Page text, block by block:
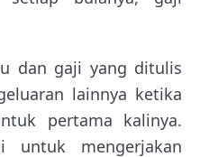
dan gaji yang ditulis
lainnya ketika
pertama kalinya.
untuk mengerjakan